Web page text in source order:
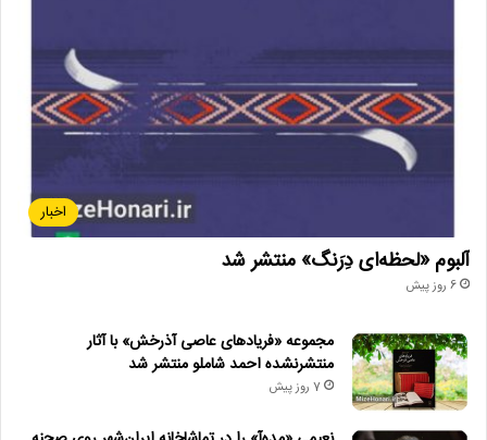
اخبار
آلبوم «لحظه‌ای دِرَنگ» منتشر شد
6 روز پیش
مجموعه «فریادهای عاصی آذرخش» با آثار
منتشرنشده احمد شاملو منتشر شد
7 روز پیش